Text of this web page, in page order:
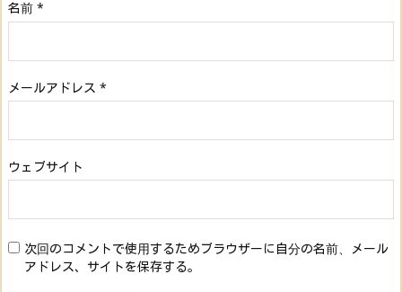
名前 *
メールアドレス *
ウェブサイト
次回のコメントで使用するためブラウザーに自分の名前、メール
アドレス、サイトを保存する。